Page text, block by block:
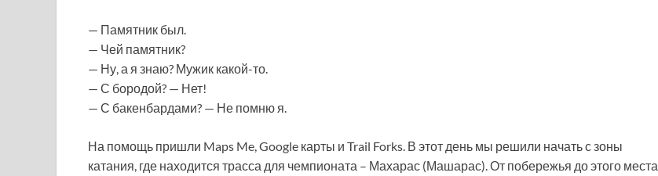
— Памятник был.
— Чей памятник?
— Ну, а я знаю? Мужик какой-то.
— С бородой? — Нет!
— С бакенбардами? — Не помню я.
На помощь пришли Maps Me, Google карты и Trail Forks. В этот день мы решили начать с зоны
катания, где находится трасса для чемпионата – Махарас (Машарас). От побережья до этого места